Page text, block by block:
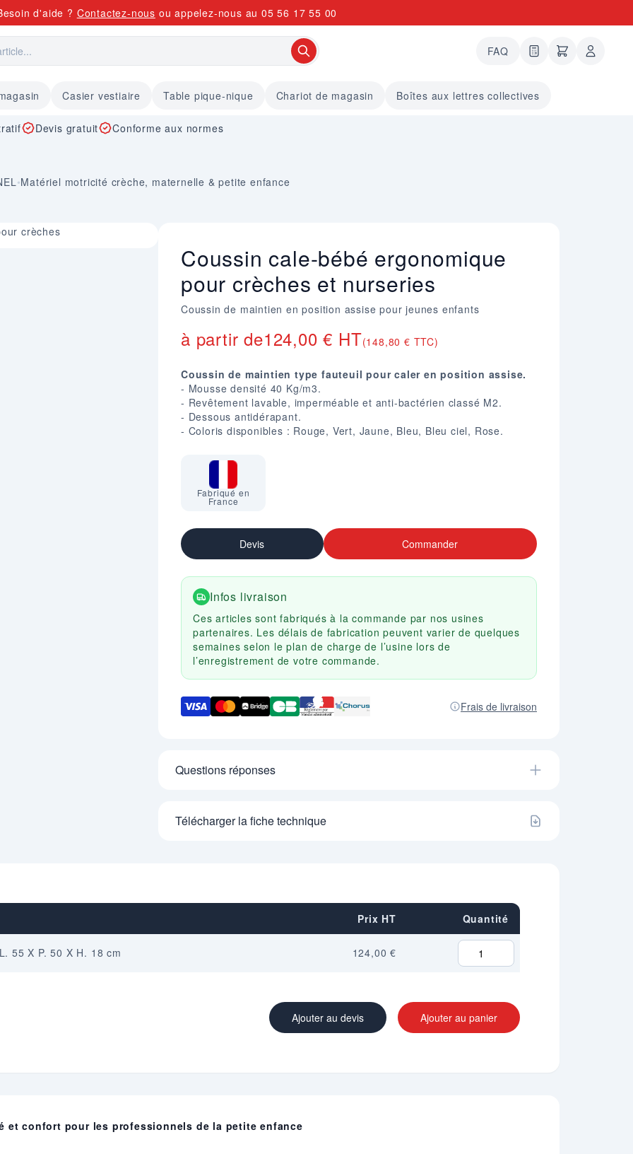
d'aide ? Contactez-nous ou appelez-nous au 05 56 17 55 00
FAQ 0 articles dans le
undefined
Casier vestiaire Table pique-nique Chariot de magasin Boîtes aux lettres collectives
Devis gratuit Conforme aux normes
•Matériel motricité crèche, maternelle & petite enfance
crèches
Coussin cale-bébé ergonomique
pour crèches et nurseries
Coussin de maintien en position assise pour jeunes enfants
à partir de124,00 € HT(148,80 € TTC)
Coussin de maintien type fauteuil pour caler en position assise.
- Mousse densité 40 Kg/m3.
- Revêtement lavable, imperméable et anti-bactérien classé M2.
- Dessous antidérapant.
- Coloris disponibles : Rouge, Vert, Jaune, Bleu, Bleu ciel, Rose.
Fabriqué en
France
Devis Commander
Infos livraison
Ces articles sont fabriqués à la commande par nos usines
partenaires. Les délais de fabrication peuvent varier de quelques
semaines selon le plan de charge de l’usine lors de
l’enregistrement de votre commande.
Frais de livraison
Questions réponses
Télécharger la fiche technique
Prix HT Quantité
55 X P. 50 X H. 18 cm 124,00 €
Ajouter au devis Ajouter au panier
et confort pour les professionnels de la petite enfance